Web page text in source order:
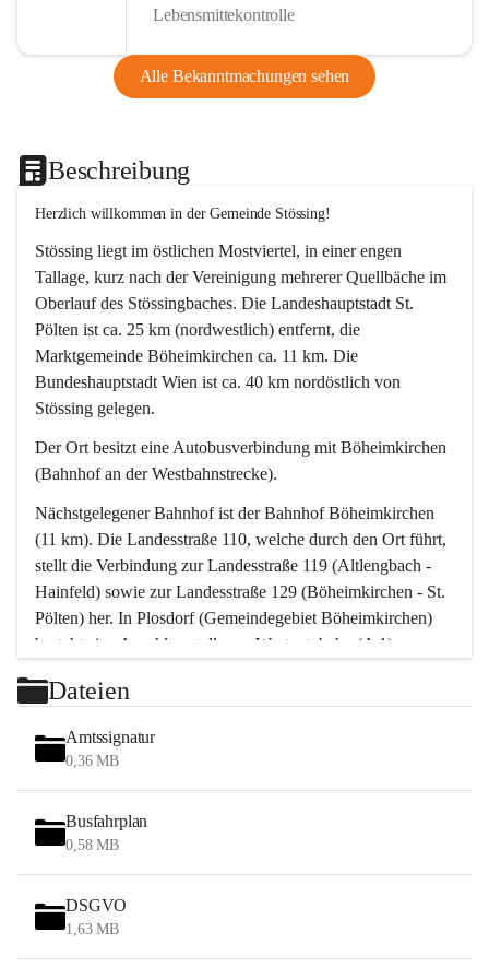
Lebensmittekontrolle
Alle Bekanntmachungen sehen
Beschreibung
Herzlich willkommen in der Gemeinde Stössing!
Stössing liegt im östlichen Mostviertel, in einer engen
Tallage, kurz nach der Vereinigung mehrerer Quellbäche im
Oberlauf des Stössingbaches. Die Landeshauptstadt St.
Pölten ist ca. 25 km (nordwestlich) entfernt, die
Marktgemeinde Böheimkirchen ca. 11 km. Die
Bundeshauptstadt Wien ist ca. 40 km nordöstlich von
Stössing gelegen.
Der Ort besitzt eine Autobusverbindung mit Böheimkirchen
(Bahnhof an der Westbahnstrecke).
Nächstgelegener Bahnhof ist der Bahnhof Böheimkirchen
(11 km). Die Landesstraße 110, welche durch den Ort führt,
stellt die Verbindung zur Landesstraße 119 (Altlengbach -
Hainfeld) sowie zur Landesstraße 129 (Böheimkirchen - St.
Pölten) her. In Plosdorf (Gemeindegebiet Böheimkirchen)
besteht eine Anschlussstelle zur Westautobahn (A 1).
Wien erreicht man in ca. 45 Minuten.
Stössing zählt noch zum Naherholungsraum Wien sowie
zum Naherholungsraum St. Pölten. Viele Bauernhöfe hatten
„ihre Wiener“. Seit 1960 bauten viele Wiener
Wochenendhäuser im Gemeindegebiet. Wegen des
waldreichen Jagdgebietes haben viele Jagdpächter ihre
Das Wandern ist aus touristischer Sicht die bedeutendste
Tätigkeit. Das hügelige Gebiet mit Wanderwegen durch
Wiesen, Wälder und Obstkulturen lädt dazu ein. Gefördert
Dateien
Amtssignatur
0,36 MB
Busfahrplan
0,58 MB
DSGVO
1,63 MB